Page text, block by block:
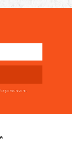
personvern.